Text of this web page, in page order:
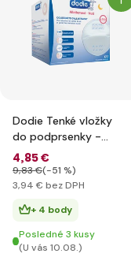
Dodie Tenké vložky
do podprsenky -
Nočné (30 ks)
4,85 €
9,83 €(-51 %)
3,94 € bez DPH
+ 4 body
Posledné 3 kusy
(U vás 10.08.)